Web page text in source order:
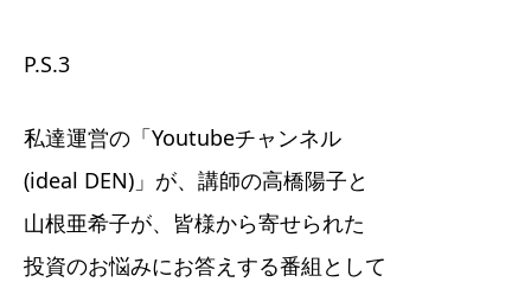
P.S.3
私達運営の「Youtubeチャンネル
(ideal DEN)」が、講師の高橋陽子と
山根亜希子が、皆様から寄せられた
投資のお悩みにお答えする番組として